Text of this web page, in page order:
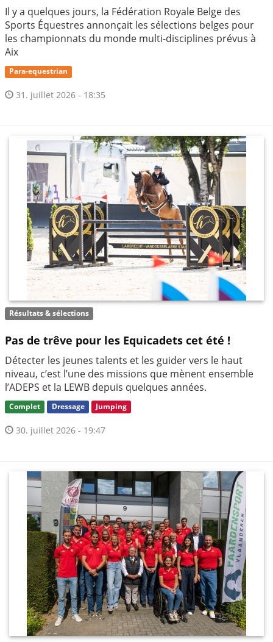
Il y a quelques jours, la Fédération Royale Belge des
Sports Équestres annonçait les sélections belges pour
les championnats du monde multi-disciplines prévus à
Aix
Para-equestrian
31. juillet 2026 - 18:35
Résultats & sélections
Pas de trêve pour les Equicadets cet été !
Détecter les jeunes talents et les guider vers le haut
niveau, c’est l’une des missions que mènent ensemble
l’ADEPS et la LEWB depuis quelques années.
Complet Dressage Jumping
30. juillet 2026 - 19:47